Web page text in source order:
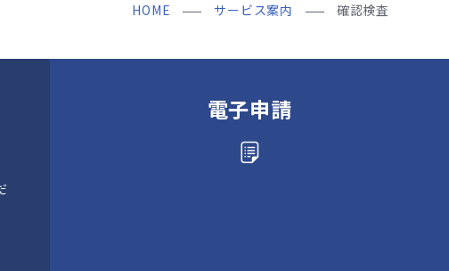
HOME サービス案内 確認検査
電子申請